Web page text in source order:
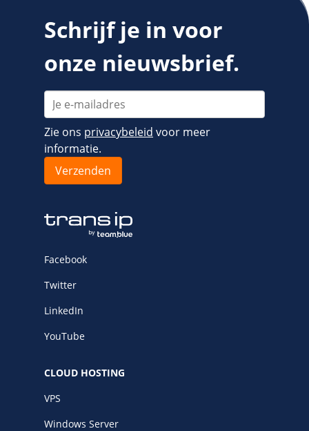
Schrijf je in voor
onze nieuwsbrief.
Zie ons privacybeleid voor meer
informatie.
Facebook
Twitter
LinkedIn
YouTube
CLOUD HOSTING
VPS
Windows Server